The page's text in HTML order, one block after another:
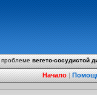
проблемевегето-сосудистой
Начало|